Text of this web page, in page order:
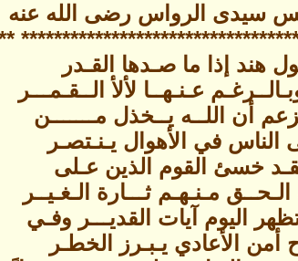
سيدى الرواس رضى الله عنه
هند إذا ما صـدها القـدر
عـنـهــا لألأ الــقـمـــر
أن اللــه يــخذل مـــــــن
الناس في الأهوال يـنـتصـر
خسئ القوم الذين عـلى
مـنـهـم ثـــارة الـغـيــر
اليوم آيات القديـــر وفـي
أمن الأعادي يـبـرز الخطـر